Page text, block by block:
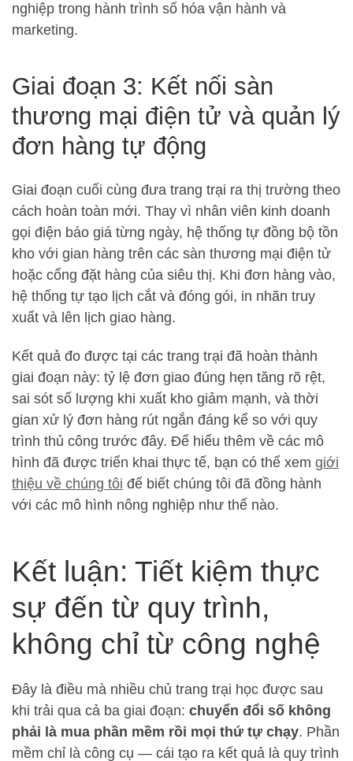
nghiệp trong hành trình số hóa vận hành và
marketing.
Giai đoạn 3: Kết nối sàn
thương mại điện tử và quản lý
đơn hàng tự động
Giai đoạn cuối cùng đưa trang trại ra thị trường theo
cách hoàn toàn mới. Thay vì nhân viên kinh doanh
gọi điện báo giá từng ngày, hệ thống tự đồng bộ tồn
kho với gian hàng trên các sàn thương mại điện tử
hoặc cổng đặt hàng của siêu thị. Khi đơn hàng vào,
hệ thống tự tạo lịch cắt và đóng gói, in nhãn truy
xuất và lên lịch giao hàng.
Kết quả đo được tại các trang trại đã hoàn thành
giai đoạn này: tỷ lệ đơn giao đúng hẹn tăng rõ rệt,
sai sót số lượng khi xuất kho giảm mạnh, và thời
gian xử lý đơn hàng rút ngắn đáng kể so với quy
trình thủ công trước đây. Để hiểu thêm về các mô
hình đã được triển khai thực tế, bạn có thể xem giới
thiệu về chúng tôi để biết chúng tôi đã đồng hành
với các mô hình nông nghiệp như thế nào.
Kết luận: Tiết kiệm thực
sự đến từ quy trình,
không chỉ từ công nghệ
Đây là điều mà nhiều chủ trang trại học được sau
khi trải qua cả ba giai đoạn: chuyển đổi số không
phải là mua phần mềm rồi mọi thứ tự chạy. Phần
mềm chỉ là công cụ — cái tạo ra kết quả là quy trình